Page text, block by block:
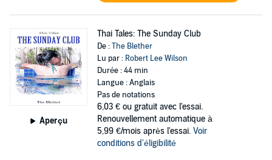
Aperçu
Thai Tales: The Sunday Club
De :The Blether
Lu par : Robert Lee Wilson
Durée : 44 min
Langue : Anglais
Pas de notations
6,03 € ou gratuit avec l'essai.
Renouvellement automatique à
5,99 €/mois après l'essai. Voir
conditions d'éligibilité